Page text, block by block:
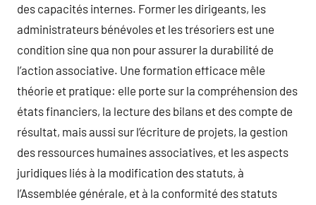
des capacités internes. Former les dirigeants, les
administrateurs bénévoles et les trésoriers est une
condition sine qua non pour assurer la durabilité de
l’action associative. Une formation efficace mêle
théorie et pratique: elle porte sur la compréhension des
états financiers, la lecture des bilans et des compte de
résultat, mais aussi sur l’écriture de projets, la gestion
des ressources humaines associatives, et les aspects
juridiques liés à la modification des statuts, à
l’Assemblée générale, et à la conformité des statuts